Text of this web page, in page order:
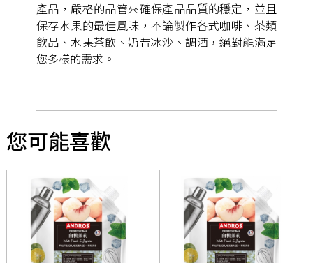
產品，嚴格的品管來確保產品品質的穩定，並且
保存水果的最佳風味，不論製作各式咖啡、茶類
飲品、水果茶飲、奶昔冰沙、調酒，絕對能滿足
您多樣的需求。
您可能喜歡